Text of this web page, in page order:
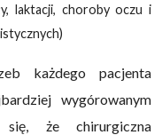
laktacji, choroby oczu i
każdego pacjenta
wygórowanym
się, że chirurgiczna